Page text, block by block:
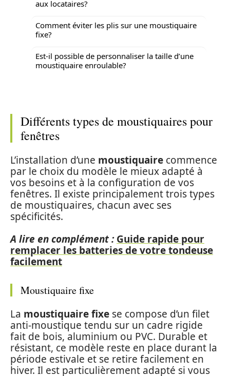
aux locataires?
Comment éviter les plis sur une moustiquaire
fixe?
Est-il possible de personnaliser la taille d’une
moustiquaire enroulable?
Différents types de moustiquaires pour
fenêtres
L’installation d’une moustiquaire commence
par le choix du modèle le mieux adapté à
vos besoins et à la configuration de vos
fenêtres. Il existe principalement trois types
de moustiquaires, chacun avec ses
spécificités.
A lire en complément : Guide rapide pour
remplacer les batteries de votre tondeuse
facilement
Moustiquaire fixe
La moustiquaire fixe se compose d’un filet
anti-moustique tendu sur un cadre rigide
fait de bois, aluminium ou PVC. Durable et
résistant, ce modèle reste en place durant la
période estivale et se retire facilement en
hiver. Il est particulièrement adapté si vous